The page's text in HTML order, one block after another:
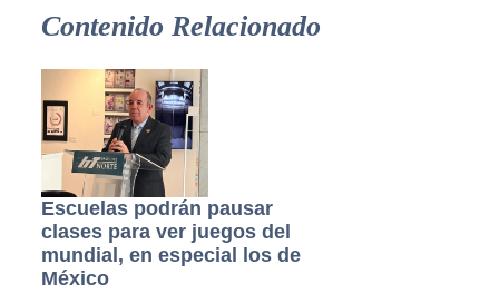
Contenido Relacionado
Escuelas podrán pausar
clases para ver juegos del
mundial, en especial los de
México